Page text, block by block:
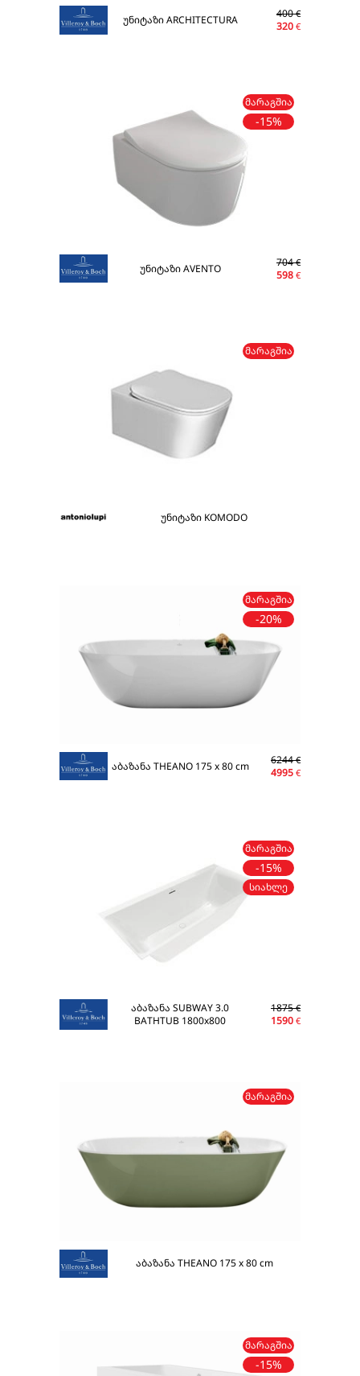
უნიტაზი ARCHITECTURA 400€
320 €
ᲛᲐᲠᲐᲒᲨᲘᲐ
-15%
უნიტაზი AVENTO 704€
598 €
ᲛᲐᲠᲐᲒᲨᲘᲐ
უნიტაზი KOMODO
ᲛᲐᲠᲐᲒᲨᲘᲐ
-20%
აბაზანა THEANO 175 x 80 cm 6244€
4995 €
ᲛᲐᲠᲐᲒᲨᲘᲐ
-15%
ᲡᲘᲐᲮᲚᲔ
აბაზანა SUBWAY 3.0
BATHTUB 1800x800
1875€
1590 €
ᲛᲐᲠᲐᲒᲨᲘᲐ
აბაზანა THEANO 175 x 80 cm
ᲛᲐᲠᲐᲒᲨᲘᲐ
-15%